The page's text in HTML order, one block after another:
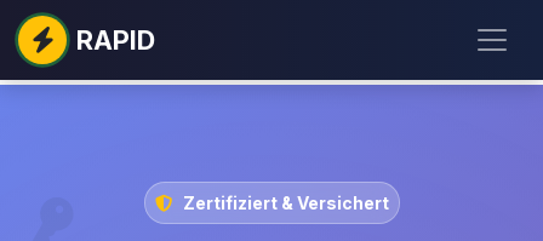
RAPID
Zertifiziert & Versichert